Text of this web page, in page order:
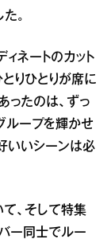
。
ネートのカット
りひとりが席に
ったのは、ずっ
ループを輝かせ
いいシーンは必
、そして特集
バー同士でルー